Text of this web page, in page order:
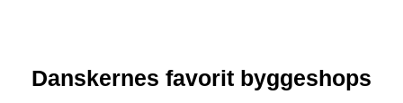
Danskernes favorit byggeshops